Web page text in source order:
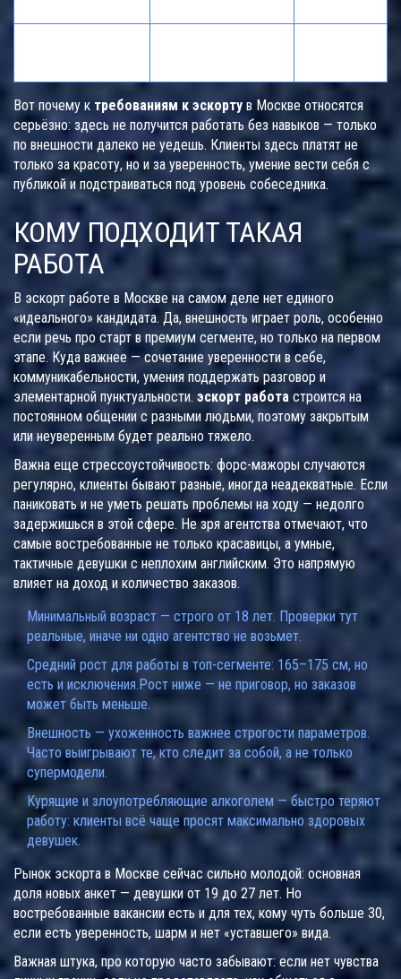
Вот почему к требованиям к эскорту в Москве относятся
серьёзно: здесь не получится работать без навыков — только
по внешности далеко не уедешь. Клиенты здесь платят не
только за красоту, но и за уверенность, умение вести себя с
публикой и подстраиваться под уровень собеседника.
КОМУ ПОДХОДИТ ТАКАЯ
РАБОТА
В эскорт работe в Москве на самом деле нет единого
«идеального» кандидата. Да, внешность играет роль, особенно
если речь про старт в премиум сегменте, но только на первом
этапе. Куда важнее — сочетание уверенности в себе,
коммуникабельности, умения поддержать разговор и
элементарной пунктуальности. эскорт работа строится на
постоянном общении с разными людьми, поэтому закрытым
или неуверенным будет реально тяжело.
Важна еще стрессоустойчивость: форс-мажоры случаются
регулярно, клиенты бывают разные, иногда неадекватные. Если
паниковать и не уметь решать проблемы на ходу — недолго
задержишься в этой сфере. Не зря агентства отмечают, что
самые востребованные не только красавицы, а умные,
тактичные девушки с неплохим английским. Это напрямую
влияет на доход и количество заказов.
Минимальный возраст — строго от 18 лет. Проверки тут
реальные, иначе ни одно агентство не возьмет.
Средний рост для работы в топ-сегменте: 165–175 см, но
есть и исключения.Рост ниже — не приговор, но заказов
может быть меньше.
Внешность — ухоженность важнее строгости параметров.
Часто выигрывают те, кто следит за собой, а не только
супермодели.
Курящие и злоупотребляющие алкоголем — быстро теряют
работу: клиенты всё чаще просят максимально здоровых
девушек.
Рынок эскорта в Москве сейчас сильно молодой: основная
доля новых анкет — девушки от 19 до 27 лет. Но
востребованные вакансии есть и для тех, кому чуть больше 30,
если есть уверенность, шарм и нет «уставшего» вида.
Важная штука, про которую часто забывают: если нет чувства